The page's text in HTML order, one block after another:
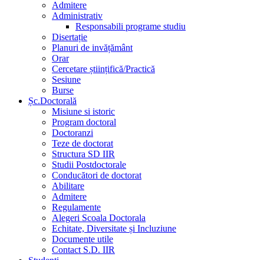
Admitere
Administrativ
Responsabili programe studiu
Disertație
Planuri de invățământ
Orar
Cercetare științifică/Practică
Sesiune
Burse
Șc.Doctorală
Misiune si istoric
Program doctoral
Doctoranzi
Teze de doctorat
Structura SD IIR
Studii Postdoctorale
Conducători de doctorat
Abilitare
Admitere
Regulamente
Alegeri Scoala Doctorala
Echitate, Diversitate și Incluziune
Documente utile
Contact S.D. IIR